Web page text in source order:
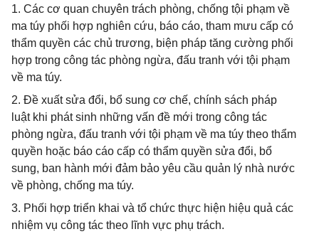
1. Các cơ quan chuyên trách phòng, chống tội phạm về
ma túy phối hợp nghiên cứu, báo cáo, tham mưu cấp có
thẩm quyền các chủ trương, biện pháp tăng cường phối
hợp trong công tác phòng ngừa, đấu tranh với tội phạm
về ma túy.
2. Đề xuất sửa đổi, bổ sung cơ chế, chính sách pháp
luật khi phát sinh những vấn đề mới trong công tác
phòng ngừa, đấu tranh với tội phạm về ma túy theo thẩm
quyền hoặc báo cáo cấp có thẩm quyền sửa đổi, bổ
sung, ban hành mới đảm bảo yêu cầu quản lý nhà nước
về phòng, chống ma túy.
3. Phối hợp triển khai và tổ chức thực hiện hiệu quả các
nhiệm vụ công tác theo lĩnh vực phụ trách.